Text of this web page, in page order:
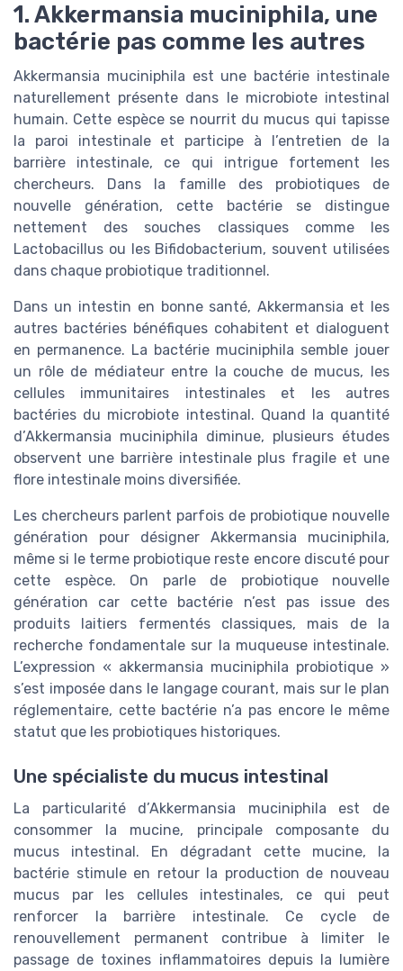
1. Akkermansia muciniphila, une
bactérie pas comme les autres
Akkermansia muciniphila est une bactérie intestinale
naturellement présente dans le microbiote intestinal
humain. Cette espèce se nourrit du mucus qui tapisse
la paroi intestinale et participe à l’entretien de la
barrière intestinale, ce qui intrigue fortement les
chercheurs. Dans la famille des probiotiques de
nouvelle génération, cette bactérie se distingue
nettement des souches classiques comme les
Lactobacillus ou les Bifidobacterium, souvent utilisées
dans chaque probiotique traditionnel.
Dans un intestin en bonne santé, Akkermansia et les
autres bactéries bénéfiques cohabitent et dialoguent
en permanence. La bactérie muciniphila semble jouer
un rôle de médiateur entre la couche de mucus, les
cellules immunitaires intestinales et les autres
bactéries du microbiote intestinal. Quand la quantité
d’Akkermansia muciniphila diminue, plusieurs études
observent une barrière intestinale plus fragile et une
flore intestinale moins diversifiée.
Les chercheurs parlent parfois de probiotique nouvelle
génération pour désigner Akkermansia muciniphila,
même si le terme probiotique reste encore discuté pour
cette espèce. On parle de probiotique nouvelle
génération car cette bactérie n’est pas issue des
produits laitiers fermentés classiques, mais de la
recherche fondamentale sur la muqueuse intestinale.
L’expression « akkermansia muciniphila probiotique »
s’est imposée dans le langage courant, mais sur le plan
réglementaire, cette bactérie n’a pas encore le même
statut que les probiotiques historiques.
Une spécialiste du mucus intestinal
La particularité d’Akkermansia muciniphila est de
consommer la mucine, principale composante du
mucus intestinal. En dégradant cette mucine, la
bactérie stimule en retour la production de nouveau
mucus par les cellules intestinales, ce qui peut
renforcer la barrière intestinale. Ce cycle de
renouvellement permanent contribue à limiter le
passage de toxines inflammatoires depuis la lumière